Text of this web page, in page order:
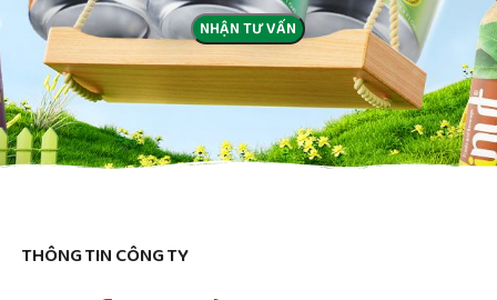
THÔNG TIN CÔNG TY